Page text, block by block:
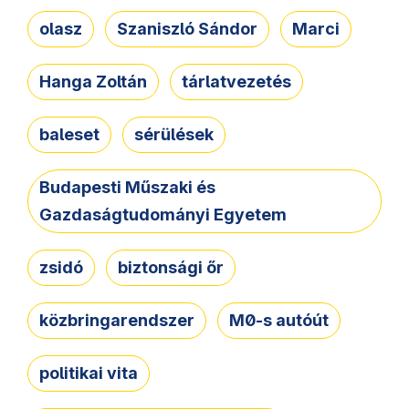
olasz Szaniszló Sándor Marci
Hanga Zoltán tárlatvezetés
baleset sérülések
Budapesti Műszaki és
Gazdaságtudományi Egyetem
zsidó biztonsági őr
közbringarendszer M0-s autóút
politikai vita